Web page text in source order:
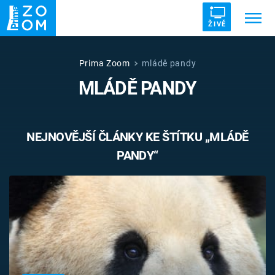
ŽIVĚ
UFO DRUHÁ SVĚTOVÁ VÁLKA
VETŘELCI DÁVNOVĚKU
Témata
Pořady
TV Program
Prima Zoom mládě pandy
MLÁDĚ PANDY
NEJNOVĚJŠÍ ČLÁNKY KE ŠTÍTKU „MLÁDĚ
PANDY“